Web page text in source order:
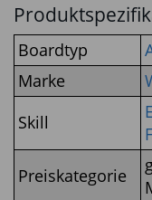
Boardtyp
Marke
Skill
Preiskategorie